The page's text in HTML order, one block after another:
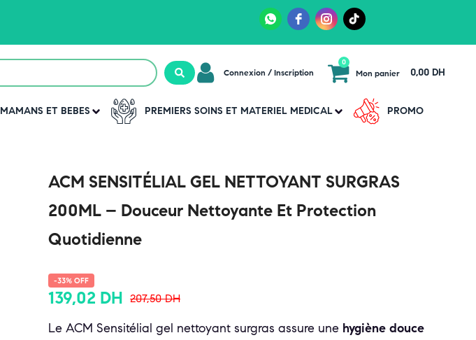
Connexion / Inscription Mon panier
0
0,00 DH
MAMANS ET BEBES PREMIERS SOINS ET MATERIEL MEDICAL PROMO
ACM SENSITÉLIAL GEL NETTOYANT SURGRAS
200ML – Douceur Nettoyante Et Protection
Quotidienne
-33% OFF
207,50DH
139,02 DH
Le ACM Sensitélial gel nettoyant surgras assure une hygiène douce